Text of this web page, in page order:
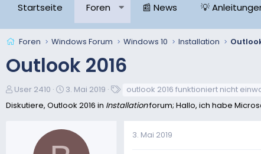
Startseite Foren 📰 News 💡
Foren Windows Forum Windows 10 Installation
Outlook 2016
E
s
User 2410
E
s
l
3. Mai 2019
h
outlook 2016 funktioniert nicht
Diskutiere, Outlook 2016 in Installationforum; Hallo, ich habe
3. Mai 2019